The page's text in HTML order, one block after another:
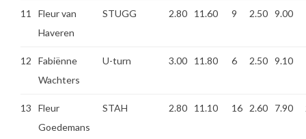
11
Fleur van
Haveren
STUGG 2.80 11.60 9 2.50 9.00
12
Fabiënne
Wachters
U-turn 3.00 11.80 6 2.50 9.10
13
Fleur
Goedemans
STAH 2.80 11.10 16 2.60 7.90